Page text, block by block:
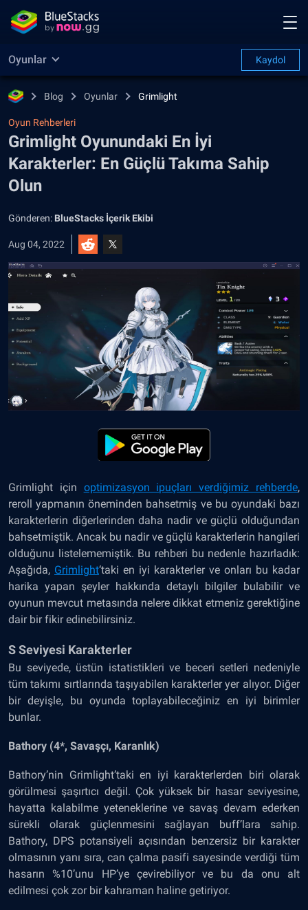
Oyunlar Kaydol
Blog Oyunlar Grimlight
Oyun Rehberleri
Grimlight Oyunundaki En İyi
Karakterler: En Güçlü Takıma Sahip
Olun
Gönderen: BlueStacks İçerik Ekibi
Aug 04, 2022
Grimlight için optimizasyon ipuçları verdiğimiz rehberde,
reroll yapmanın öneminden bahsetmiş ve bu oyundaki bazı
karakterlerin diğerlerinden daha nadir ve güçlü olduğundan
bahsetmiştik. Ancak bu nadir ve güçlü karakterlerin hangileri
olduğunu listelememiştik. Bu rehberi bu nedenle hazırladık:
Aşağıda, Grimlight‘taki en iyi karakterler ve onları bu kadar
harika yapan şeyler hakkında detaylı bilgiler bulabilir ve
oyunun mevcut metasında nelere dikkat etmeniz gerektiğine
dair bir fikir edinebilirsiniz.
S Seviyesi Karakterler
Bu seviyede, üstün istatistikleri ve beceri setleri nedeniyle
tüm takımı sırtlarında taşıyabilen karakterler yer alıyor. Diğer
bir deyişle, bu oyunda toplayabileceğiniz en iyi birimler
bunlar.
Bathory (4*, Savaşçı, Karanlık)
Bathory’nin Grimlight’taki en iyi karakterlerden biri olarak
görülmesi şaşırtıcı değil. Çok yüksek bir hasar seviyesine,
hayatta kalabilme yeteneklerine ve savaş devam ederken
sürekli olarak güçlenmesini sağlayan buff’lara sahip.
Bathory, DPS potansiyeli açısından benzersiz bir karakter
olmasının yanı sıra, can çalma pasifi sayesinde verdiği tüm
hasarın %10’unu HP’ye çevirebiliyor ve bu da onu alt
edilmesi çok zor bir kahraman haline getiriyor.